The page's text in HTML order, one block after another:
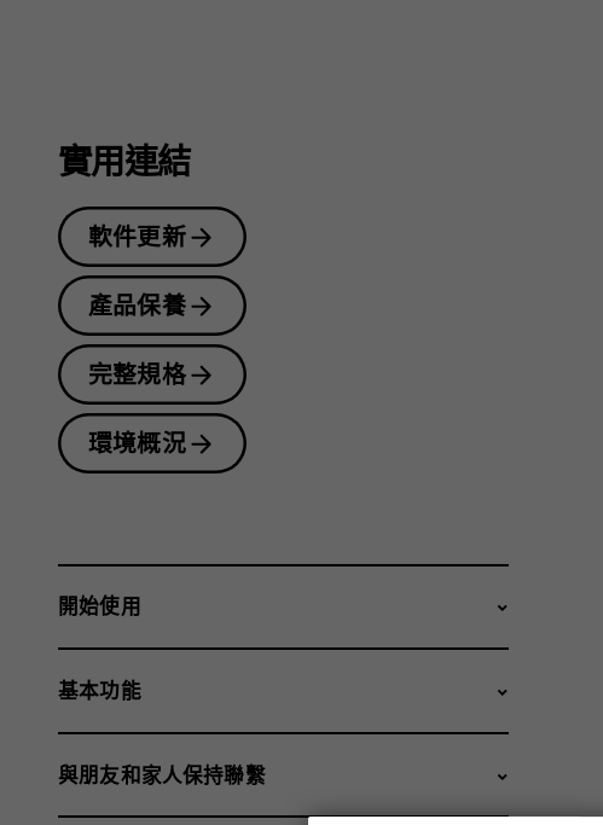
南
實用連結
軟件更新
產品保養
完整規格
環境概況
開始使用
基本功能
與朋友和家人保持聯繫